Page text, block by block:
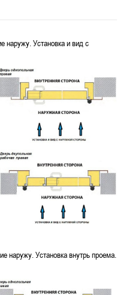
наружу. Установка и вид с
наружу. Установка внутрь проема.